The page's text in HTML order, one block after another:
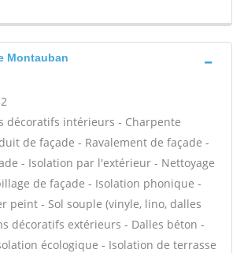
Montauban
décoratifs intérieurs - Charpente
de façade - Ravalement de façade -
- Isolation par l'extérieur - Nettoyage
de façade - Isolation phonique -
peint - Sol souple (vinyle, lino, dalles
décoratifs extérieurs - Dalles béton -
écologique - Isolation de terrasse